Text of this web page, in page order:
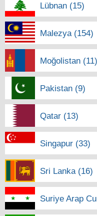
Lübnan (15)
Malezya (154)
Moğolistan (11)
Pakistan (9)
Qatar (13)
Singapur (33)
Sri Lanka (16)
Suriye Arap